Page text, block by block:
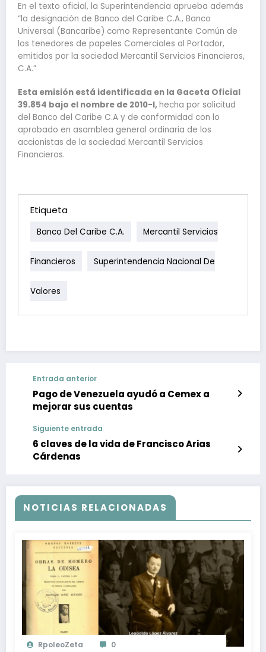
En el texto oficial, la Superintendencia aprueba además
“la designación de Banco del Caribe C.A., Banco
Universal (Bancaribe) como Representante Común de
los tenedores de papeles Comerciales al Portador,
emitidos por la sociedad Mercantil Servicios Financieros,
C.A.”
Esta emisión está identificada en la Gaceta Oficial
39.854 bajo el nombre de 2010-I, hecha por solicitud
del Banco del Caribe C.A y de conformidad con lo
aprobado en asamblea general ordinaria de los
accionistas de la sociedad Mercantil Servicios
Financieros.
Etiqueta
Banco Del Caribe C.A. Mercantil Servicios
Financieros Superintendencia Nacional De
Valores
Entrada anterior
Pago de Venezuela ayudó a Cemex a
mejorar sus cuentas
Siguiente entrada
6 claves de la vida de Francisco Arias
Cárdenas
NOTICIAS RELACIONADAS
RpoleoZeta 0